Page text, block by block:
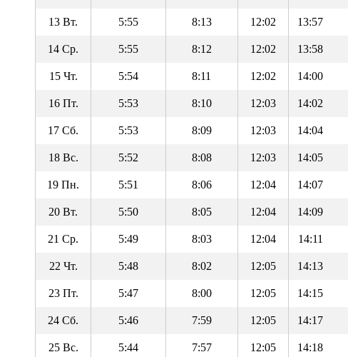
13 Вт. 5:55 8:13 12:02 13:57
14 Ср. 5:55 8:12 12:02 13:58
15 Чт. 5:54 8:11 12:02 14:00
16 Пт. 5:53 8:10 12:03 14:02
17 Сб. 5:53 8:09 12:03 14:04
18 Вс. 5:52 8:08 12:03 14:05
19 Пн. 5:51 8:06 12:04 14:07
20 Вт. 5:50 8:05 12:04 14:09
21 Ср. 5:49 8:03 12:04 14:11
22 Чт. 5:48 8:02 12:05 14:13
23 Пт. 5:47 8:00 12:05 14:15
24 Сб. 5:46 7:59 12:05 14:17
25 Вс. 5:44 7:57 12:05 14:18